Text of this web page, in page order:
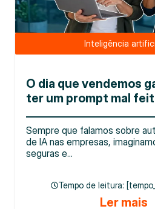
Inteligência
O dia que vendemos
ter um prompt mal
Sempre que falamos sobre
de IA nas empresas,
seguras e...
Tempo de leitura:
Ler mais